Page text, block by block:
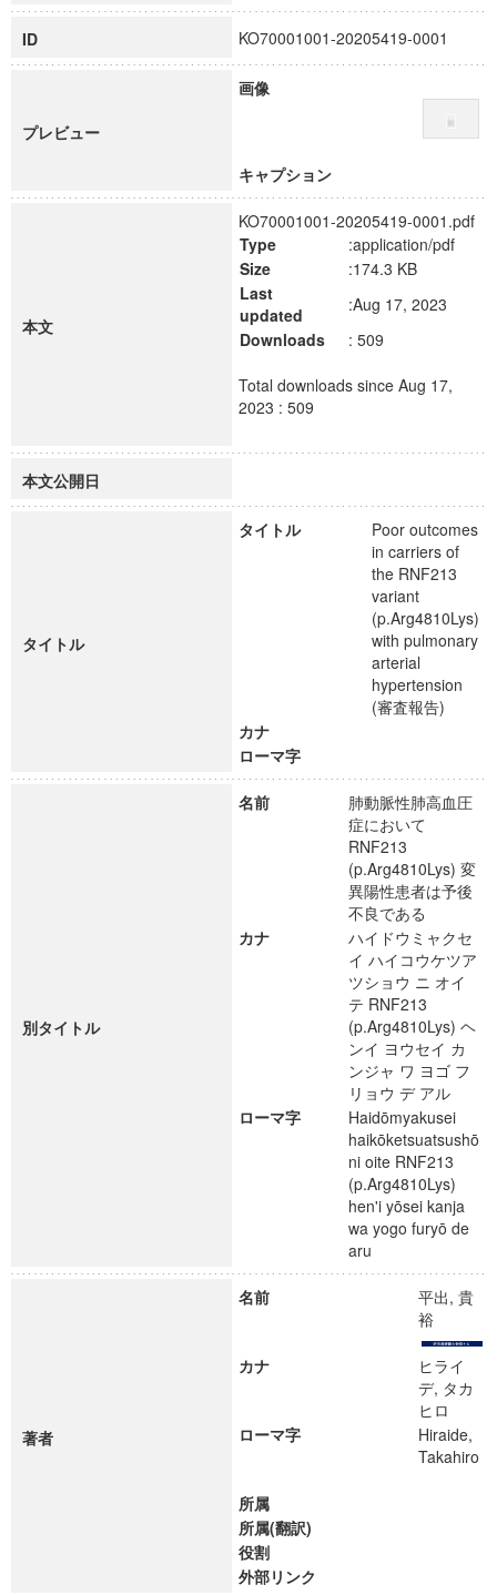
慶應義塾大学グローバルCOEプログラム論理と感性の先端的
博士課程教育リーディングプログラム「超成熟社会発展のサ
学術雑誌掲載論文等(8)
ID KO70001001-20205419-0001
プレビュー
画像
キャプション
本文
KO70001001-20205419-0001.pdf
Type
:application/pdf
Size
:174.3 KB
Last
updated
:Aug 17, 2023
Downloads
: 509
Total downloads since Aug 17,
2023 : 509
本文公開日
タイトル
タイトル
Poor outcomes
in carriers of
the RNF213
variant
(p.Arg4810Lys)
with pulmonary
arterial
hypertension
(審査報告)
カナ
ローマ字
別タイトル
名前
肺動脈性肺高血圧
症において
RNF213
(p.Arg4810Lys) 変
異陽性患者は予後
不良である
カナ
ハイドウミャクセ
イ ハイコウケツア
ツショウ ニ オイ
テ RNF213
(p.Arg4810Lys) ヘ
ンイ ヨウセイ カ
ンジャ ワ ヨゴ フ
リョウ デ アル
ローマ字
Haidōmyakusei
haikōketsuatsushō
ni oite RNF213
(p.Arg4810Lys)
hen'i yōsei kanja
wa yogo furyō de
aru
著者
名前
平出, 貴
裕
カナ
ヒライ
デ, タカ
ヒロ
ローマ字
Hiraide,
Takahiro
所属
所属(翻訳)
役割
外部リンク